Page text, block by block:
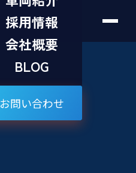
採用情報
会社概要
BLOG
お問い合わせ